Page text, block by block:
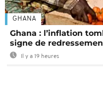
GHANA
Ghana : l’inflation
signe de
Il y a 19 heures